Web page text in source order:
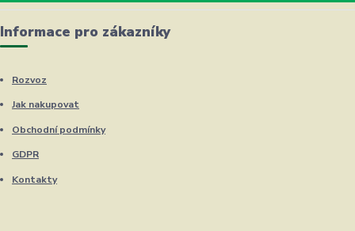
Informace pro zákazníky
Rozvoz
Jak nakupovat
Obchodní podmínky
GDPR
Kontakty